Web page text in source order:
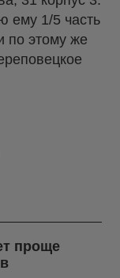
ему 1/5 часть
по этому же
проще